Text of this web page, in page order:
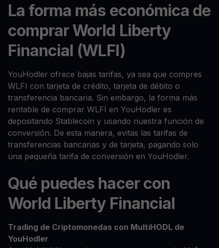
La forma más económica de
comprar World Liberty
Financial (WLFI)
YouHodler ofrece bajas tarifas, ya sea que compres
WLFI con tarjeta de crédito, tarjeta de débito o
transferencia bancaria. Sin embargo, la forma más
rentable de comprar WLFI en YouHodler es
depositando Stablecoin y usando nuestra función de
conversión. De esta manera, evitas las tarifas de
transferencias bancarias y de tarjeta, pagando solo
una pequeña tarifa de conversión en YouHodler.
Qué puedes hacer con
World Liberty Financial
Trading de Criptomonedas con MultiHODL de
YouHodler